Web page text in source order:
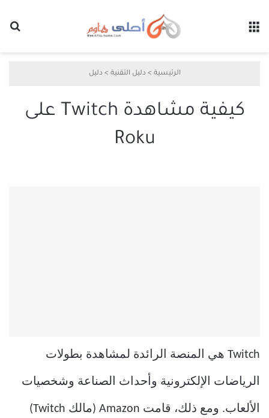
الرئيسية > دليل التقنية > دليل
كيفية مشاهدة Twitch على
Roku
Twitch هي المنصة الرائدة لمشاهدة بطولات
الرياضات الإلكترونية وأحداث الصناعة وشخصيات
الألعاب. ومع ذلك، قامت Amazon (مالك Twitch)